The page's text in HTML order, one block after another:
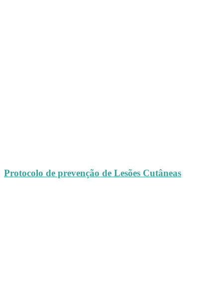
Protocolo de prevenção de Lesões Cutâneas